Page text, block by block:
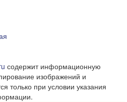
содержит информационную
изображений и
только при условии указания